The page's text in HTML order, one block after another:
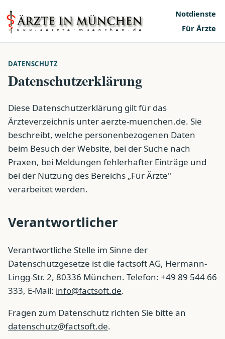
Notdienste
Für Ärzte
DATENSCHUTZ
Datenschutzerklärung
Diese Datenschutzerklärung gilt für das
Ärzteverzeichnis unter aerzte-muenchen.de. Sie
beschreibt, welche personenbezogenen Daten
beim Besuch der Website, bei der Suche nach
Praxen, bei Meldungen fehlerhafter Einträge und
bei der Nutzung des Bereichs „Für Ärzte"
verarbeitet werden.
Verantwortlicher
Verantwortliche Stelle im Sinne der
Datenschutzgesetze ist die factsoft AG, Hermann-
Lingg-Str. 2, 80336 München. Telefon: +49 89 544 66
333, E-Mail: info@factsoft.de.
Fragen zum Datenschutz richten Sie bitte an
datenschutz@factsoft.de.